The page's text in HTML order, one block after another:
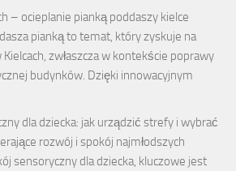
– ocieplanie pianką poddaszy kielce
pianką to temat, który zyskuje na
zwłaszcza w kontekście poprawy
budynków. Dzięki innowacyjnym
dla dziecka: jak urządzić strefy i wybrać
rozwój i spokój najmłodszych
sensoryczny dla dziecka, kluczowe jest